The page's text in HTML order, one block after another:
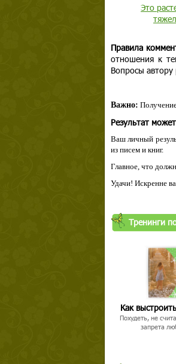
Это
Правила
отношения к
Вопросы автору
Важно:
Результат
Ваш личный
из писем и книг.
Главное, что
Удачи! Искренне
Тренинги
Как
Похудеть, не
запрета